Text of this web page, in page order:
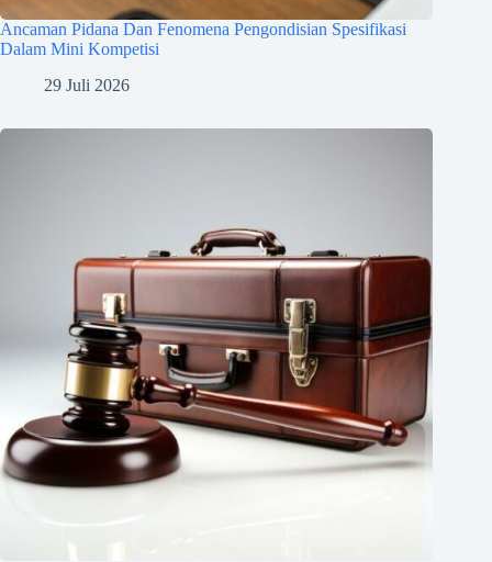
Ancaman Pidana Dan Fenomena Pengondisian Spesifikasi
Dalam Mini Kompetisi
29 Juli 2026